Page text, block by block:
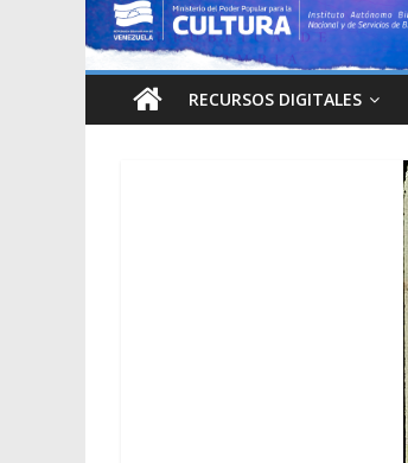
RECURSOS DIGITALES